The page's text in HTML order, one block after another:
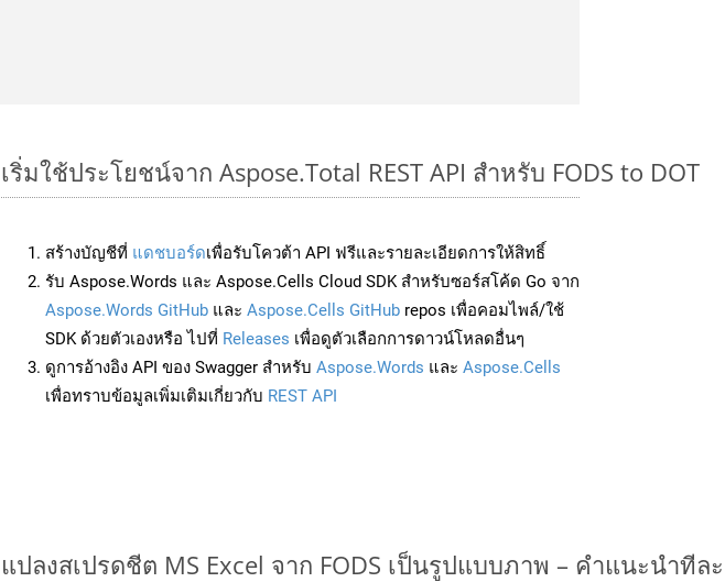
เริ่มใช้ประโยชน์จาก Aspose.Total REST API สำหรับ FODS to DOT
สร้างบัญชีที่ แดชบอร์ดเพื่อรับโควต้า API ฟรีและรายละเอียดการให้สิทธิ์
รับ Aspose.Words และ Aspose.Cells Cloud SDK สำหรับซอร์สโค้ด Go จาก
Aspose.Words GitHub และ Aspose.Cells GitHub repos เพื่อคอมไพล์/ใช้
SDK ด้วยตัวเองหรือ ไปที่ Releases เพื่อดูตัวเลือกการดาวน์โหลดอื่นๆ
ดูการอ้างอิง API ของ Swagger สำหรับ Aspose.Words และ Aspose.Cells
เพื่อทราบข้อมูลเพิ่มเติมเกี่ยวกับ REST API
แปลงสเปรดชีต MS Excel จาก FODS เป็นรูปแบบภาพ – คำแนะนำที